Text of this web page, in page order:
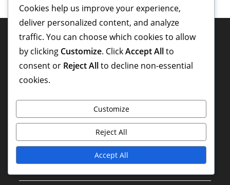
Rechtliches
Benutzervereinbarung
Cookie-Richtlinie
Kontakt aufnehmen
Ihre Privatsphäre
Über
Kategorien
Cookies help us improve your experience,
deliver personalized content, and analyze
traffic. You can choose which cookies to allow
by clicking Customize. ClickAccept Allto
consent or Reject Allto decline non-essential
cookies.
Customize
Reject All
Accept All